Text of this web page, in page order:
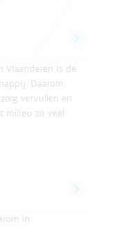
Vlaanderen is de
Daarom
vervullen en
milieu zo veel
in